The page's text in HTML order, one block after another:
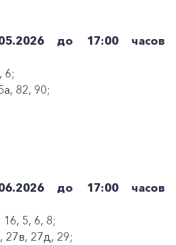
до 17:00 часов
6;
82, 90;
до 17:00 часов
5, 6, 8;
27в, 27д, 29;